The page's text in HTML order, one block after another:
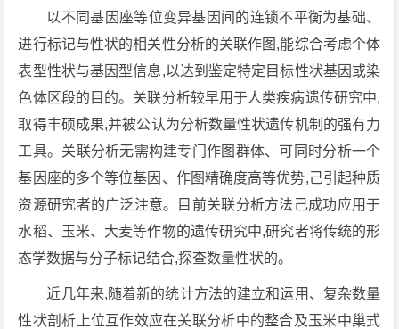
以不同基因座等位变异基因间的连锁不平衡为基础、
进行标记与性状的相关性分析的关联作图,能综合考虑个体
表型性状与基因型信息,以达到鉴定特定目标性状基因或染
色体区段的目的。关联分析较早用于人类疾病遗传研究中,
取得丰硕成果,并被公认为分析数量性状遗传机制的强有力
工具。关联分析无需构建专门作图群体、可同时分析一个
基因座的多个等位基因、作图精确度高等优势,己引起种质
资源研究者的广泛注意。目前关联分析方法己成功应用于
水稻、玉米、大麦等作物的遗传研究中,研究者将传统的形
态学数据与分子标记结合,探查数量性状的。
近几年来,随着新的统计方法的建立和运用、复杂数量
性状剖析上位互作效应在关联分析中的整合及玉米中巢式